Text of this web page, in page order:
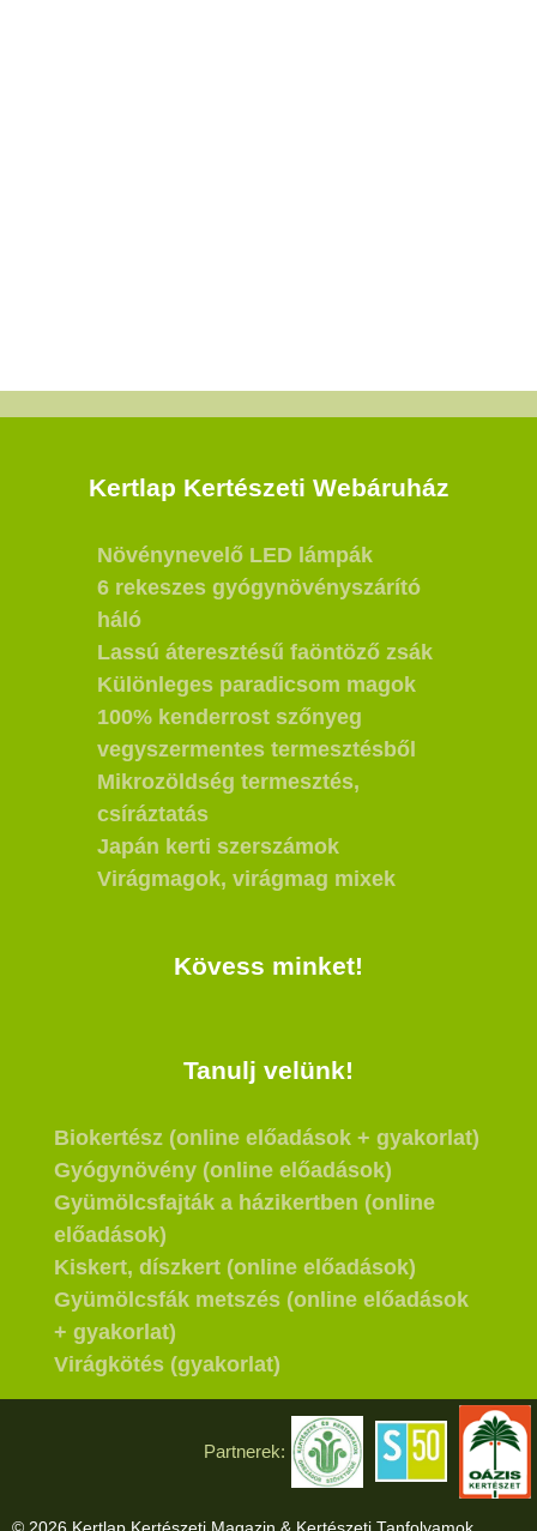
Kertlap Kertészeti Webáruház
Növénynevelő LED lámpák
6 rekeszes gyógynövényszárító
háló
Lassú áteresztésű faöntöző zsák
Különleges paradicsom magok
100% kenderrost szőnyeg
vegyszermentes termesztésből
Mikrozöldség termesztés,
csíráztatás
Japán kerti szerszámok
Virágmagok, virágmag mixek
Kövess minket!
Tanulj velünk!
Biokertész (online előadások + gyakorlat)
Gyógynövény (online előadások)
Gyümölcsfajták a házikertben (online
előadások)
Kiskert, díszkert (online előadások)
Gyümölcsfák metszés (online előadások
+ gyakorlat)
Virágkötés (gyakorlat)
Partnerek: